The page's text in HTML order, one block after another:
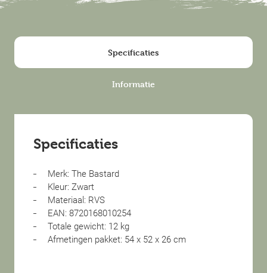
Specificaties
Informatie
Specificaties
Merk: The Bastard
Kleur: Zwart
Materiaal: RVS
EAN: 8720168010254
Totale gewicht: 12 kg
Afmetingen pakket: 54 x 52 x 26 cm